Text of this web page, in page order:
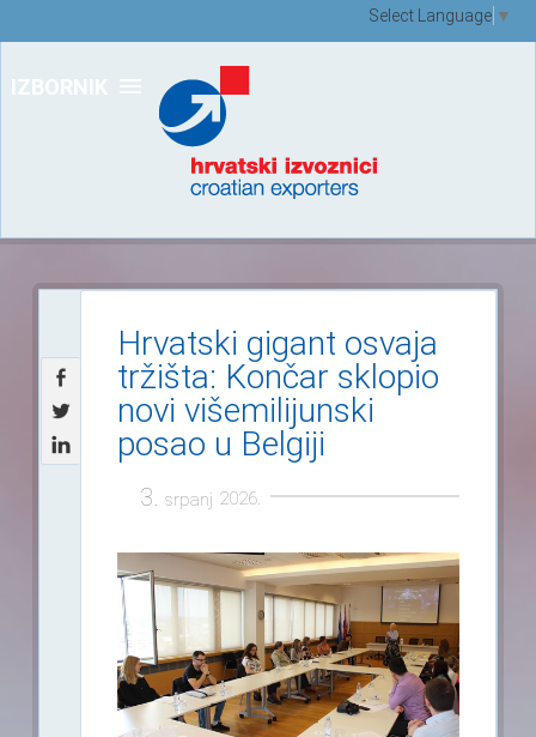
IZBORNIK
Select Language ▼
Hrvatski gigant osvaja
tržišta: Končar sklopio
novi višemilijunski
posao u Belgiji
3. srpanj 2026.